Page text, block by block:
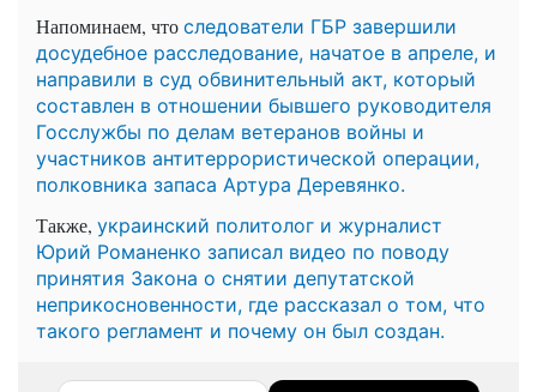
Напоминаем, что следователи ГБР завершили
досудебное расследование, начатое в апреле, и
направили в суд обвинительный акт, который
составлен в отношении бывшего руководителя
Госслужбы по делам ветеранов войны и
участников антитеррористической операции,
полковника запаса Артура Деревянко.
Также, украинский политолог и журналист
Юрий Романенко записал видео по поводу
принятия Закона о снятии депутатской
неприкосновенности, где рассказал о том, что
такого регламент и почему он был создан.